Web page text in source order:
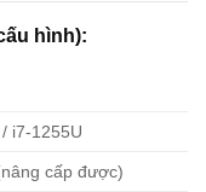
hình):
i7-1255U
cấp được)